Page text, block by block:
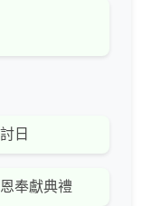
日
奉獻典禮